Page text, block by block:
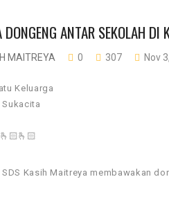
DONGENG ANTAR SEKOLAH
MAITREYA 0 307 Nov
Keluarga
Sukacita
Kasih Maitreya membawakan